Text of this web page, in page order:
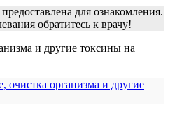
для ознакомления.
обратитесь к врачу!
и другие токсины на